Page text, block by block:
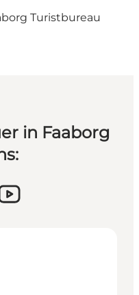
Turistbureau
in Faaborg